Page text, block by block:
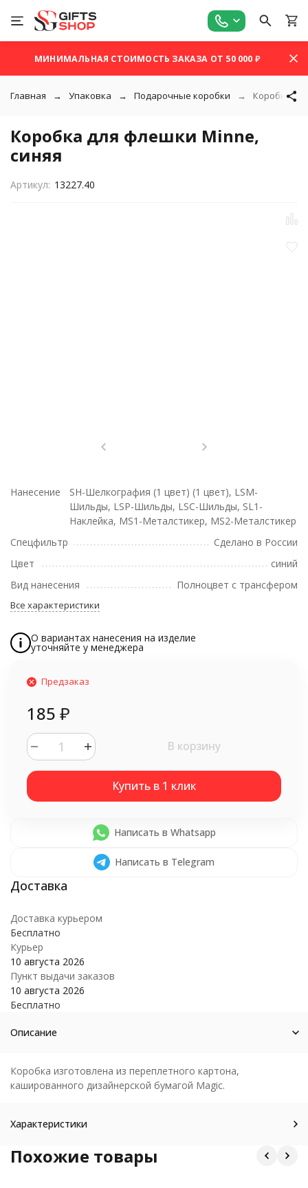
МИНИМАЛЬНАЯ СТОИМОСТЬ ЗАКАЗА ОТ 50 000 ₽
Главная Упаковка Подарочные коробки Коробка
Коробка для флешки Minne,
синяя
Артикул: 13227.40
Нанесение
SH-Шелкография (1 цвет) (1 цвет), LSM-
Шильды, LSP-Шильды, LSC-Шильды, SL1-
Наклейка, MS1-Металстикер, MS2-Металстикер
Спецфильтр
Сделано в России
Цвет
синий
Вид нанесения
Полноцвет с трансфером
Все характеристики
О вариантах нанесения на изделие
уточняйте у менеджера
Предзаказ
185 ₽
В корзину
Написать в Whatsapp
Написать в Telegram
Доставка курьером
Бесплатно
Курьер
10 августа 2026
Пункт выдачи заказов
10 августа 2026
Бесплатно
Описание
Коробка изготовлена из переплетного картона,
кашированного дизайнерской бумагой Мagic.
Характеристики
Похожие товары